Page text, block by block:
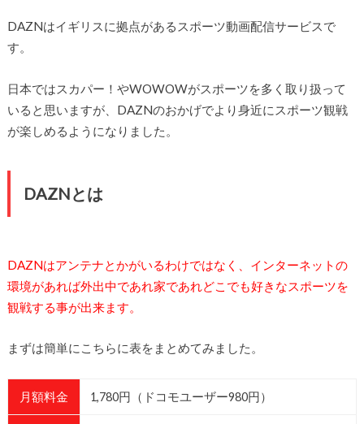
DAZNはイギリスに拠点があるスポーツ動画配信サービスで
す。
日本ではスカパー！やWOWOWがスポーツを多く取り扱って
いると思いますが、DAZNのおかげでより身近にスポーツ観戦
が楽しめるようになりました。
DAZNとは
DAZNはアンテナとかがいるわけではなく、インターネットの
環境があれば外出中であれ家であれどこでも好きなスポーツを
観戦する事が出来ます。
まずは簡単にこちらに表をまとめてみました。
月額料金 1,780円（ドコモユーザー980円）